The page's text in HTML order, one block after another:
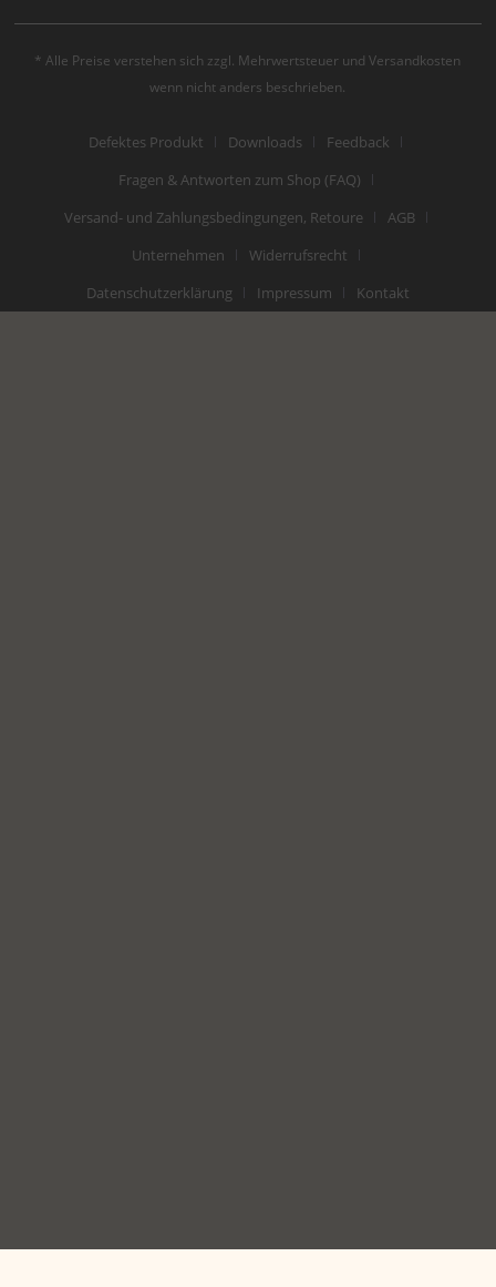
* Alle Preise verstehen sich zzgl. Mehrwertsteuer undVersandkosten
wenn nicht anders beschrieben.
Defektes Produkt Downloads
Feedback
Fragen & Antworten zum Shop (FAQ)
Versand- und Zahlungsbedingungen, Retoure
AGB
Unternehmen
Widerrufsrecht
Datenschutzerklärung
Impressum Kontakt